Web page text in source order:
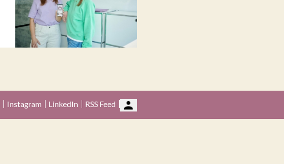
Instagram LinkedIn RSS Feed